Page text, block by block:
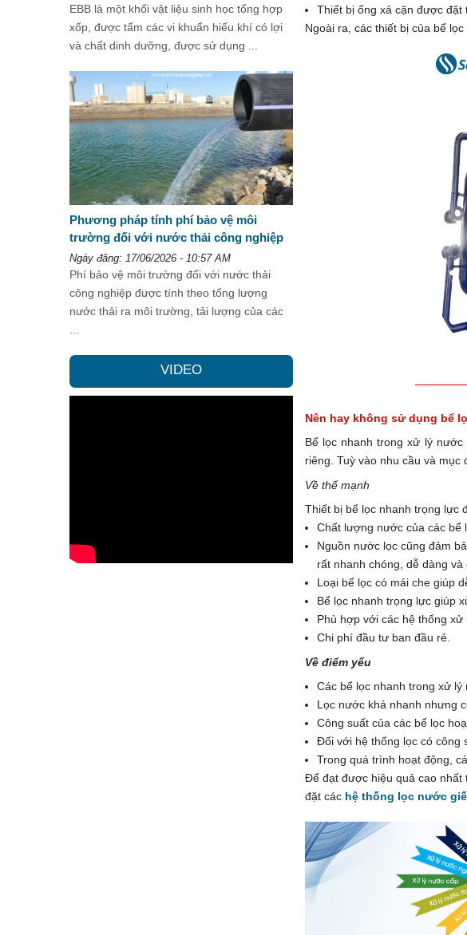
Thiết bị ống xả cặn được đặt
Ngoài ra, các thiết bị của bể
Nên hay không sử dụng bể
Bể lọc nhanh trong xử lý
riêng. Tuỳ vào nhu cầu và
Về thế mạnh
Thiết bị bể lọc nhanh trọng lực
Chất lượng nước của các bể
Nguồn nước lọc cũng đảm
rất nhanh chóng, dễ dàng
Loại bể lọc có mái che giúp
Bể lọc nhanh trọng lực giúp
Phù hợp với các hệ thống xử
Chi phí đầu tư ban đầu rẻ.
Về điểm yếu
Các bể lọc nhanh trong xử
Lọc nước khá nhanh nhưng
Công suất của các bể lọc
Đối với hệ thống lọc có công
Trong quá trình hoạt động,
Để đạt được hiệu quả cao nhất
đặt các hệ thống lọc nước
EBB là một khối vật liệu sinh học tổng hợp
xốp, được tẩm các vi khuẩn hiếu khí có lợi
và chất dinh dưỡng, được sử dụng ...
Phương pháp tính phí bảo vệ môi
trường đối với nước thải công nghiệp
Ngày đăng: 17/06/2026 - 10:57 AM
Phí bảo vệ môi trường đối với nước thải
công nghiệp được tính theo tổng lượng
nước thải ra môi trường, tải lượng của các
VIDEO